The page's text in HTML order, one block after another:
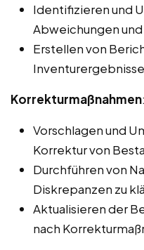
Identifizieren und
Abweichungen
Erstellen von
Korrekturmaßnahmen:
Vorschlagen und
Korrektur von
Durchführen von
Diskrepanzen zu
Aktualisieren der
nach